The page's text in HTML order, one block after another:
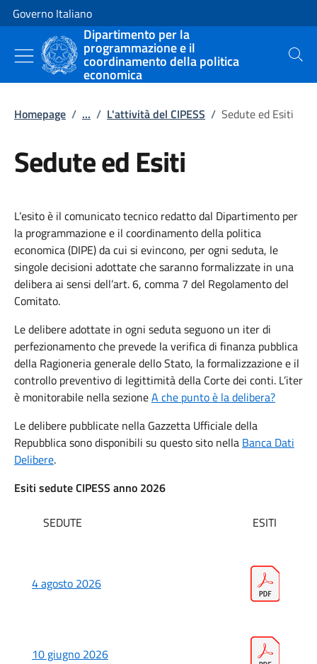
Vai al contenuto
Vai alla navigazione del sito
Governo Italiano
Dipartimento per la
programmazione e il
coordinamento della politica
economica
Cerca
Homepage / ... / L'attività del CIPESS / Sedute ed Esiti
Sedute ed Esiti
L’esito è il comunicato tecnico redatto dal Dipartimento per
la programmazione e il coordinamento della politica
economica (DIPE) da cui si evincono, per ogni seduta, le
singole decisioni adottate che saranno formalizzate in una
delibera ai sensi dell’art. 6, comma 7 del Regolamento del
Comitato.
Le delibere adottate in ogni seduta seguono un iter di
perfezionamento che prevede la verifica di finanza pubblica
della Ragioneria generale dello Stato, la formalizzazione e il
controllo preventivo di legittimità della Corte dei conti. L’iter
è monitorabile nella sezioneA che punto è la delibera?
Le delibere pubblicate nella Gazzetta Ufficiale della
Repubblica sono disponibili su questo sito nella Banca Dati
Delibere.
Esiti sedute CIPESS anno 2026
SEDUTE ESITI
4 agosto 2026
10 giugno 2026